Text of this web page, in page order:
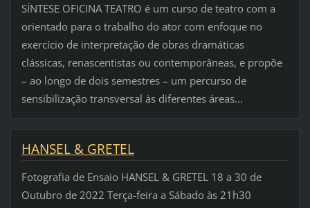
SÍNTESE OFICINA TEATRO é um curso de teatro com a
orientado para o trabalho do ator com enfoque no
exercício de interpretação de obras dramáticas
clássicas, renascentistas ou contemporâneas, e propõe
– ao longo de dois semestres – um percurso de
sensibilização transversal às diferentes áreas...
HANSEL & GRETEL
Fotografia de Ensaio HANSEL & GRETEL 18 a 30 de
Outubro de 2022 Terça-feira a Sábado às 21h30